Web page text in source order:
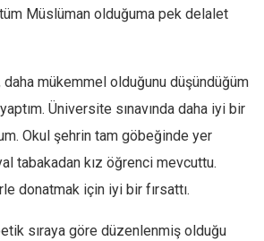
Müslüman olduğuma pek delalet
daha mükemmel olduğunu düşündüğüm
Üniversite sınavında daha iyi bir
Okul şehrin tam göbeğinde yer
tabakadan kız öğrenci mevcuttu.
donatmak için iyi bir fırsattı.
sıraya göre düzenlenmiş olduğu